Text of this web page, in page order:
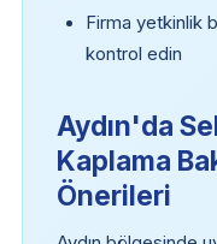
Firma yetkinlik
kontrol edin
Aydın'da
Kaplama
Önerileri